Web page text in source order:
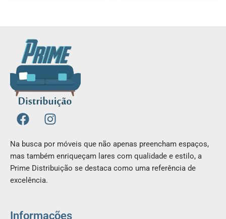
F
a
c
e
b
o
o
I
n
t
a
g
m
Na busca por móveis que não apenas preencham espaços,
mas também enriqueçam lares com qualidade e estilo, a
Prime Distribuição se destaca como uma referência de
excelência.
Informações